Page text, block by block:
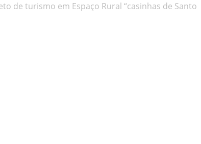
de turismo em Espaço Rural “casinhas de Santo